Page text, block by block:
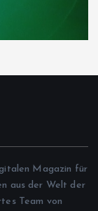
Magazin für
aus der Welt der
Team von